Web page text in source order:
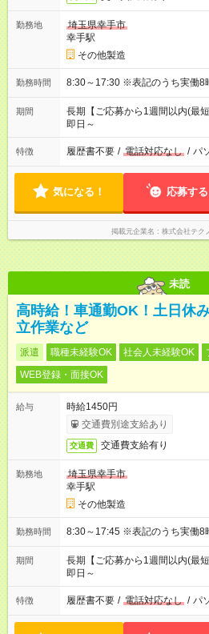
勤務地
埼玉県幸手市
幸手駅
その他製造
勤務時間 8:30～17:30 ※表記のうち実
期間
長期【ご応募から1週間以内(最
即日～
特徴 履歴書不要 / 電話対応なし / パ
気になる！ 応募する
掲載元企業名 株式会社テク
未読
高時給！車通勤OK！土日休
立作業など
派遣 職種未経験OK 社会人未経験OK
WEB登録・面接OK
給与
時給1450円
交通費別途支給あり
交通費 交通費支給有り
勤務地
埼玉県幸手市
幸手駅
その他製造
勤務時間 8:30～17:45 ※表記のうち実
期間
長期【ご応募から1週間以内(最
即日～
特徴 履歴書不要 / 電話対応なし / パ